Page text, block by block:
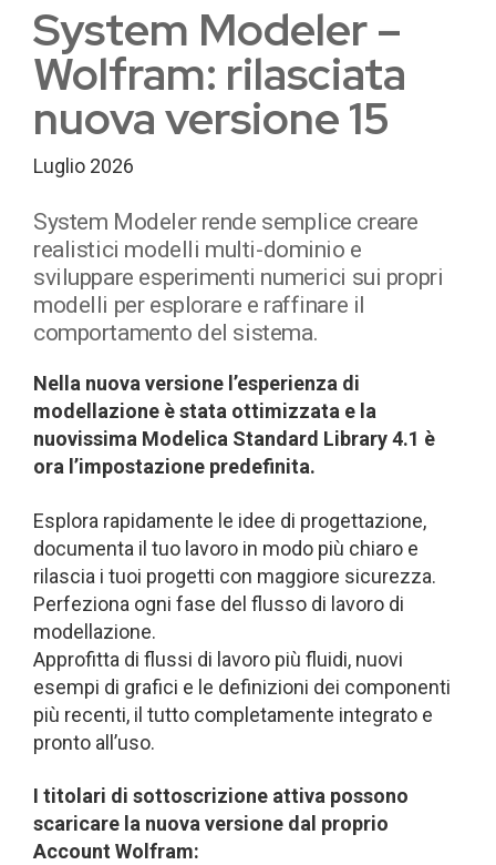
System Modeler –
Wolfram: rilasciata
nuova versione 15
Luglio 2026
System Modeler rende semplice creare
realistici modelli multi-dominio e
sviluppare esperimenti numerici sui propri
modelli per esplorare e raffinare il
comportamento del sistema.
Nella nuova versione l’esperienza di
modellazione è stata ottimizzata e la
nuovissima Modelica Standard Library 4.1 è
ora l’impostazione predefinita.
Esplora rapidamente le idee di progettazione,
documenta il tuo lavoro in modo più chiaro e
rilascia i tuoi progetti con maggiore sicurezza.
Perfeziona ogni fase del flusso di lavoro di
modellazione.
Approfitta di flussi di lavoro più fluidi, nuovi
esempi di grafici e le definizioni dei componenti
più recenti, il tutto completamente integrato e
pronto all’uso.
I titolari di sottoscrizione attiva possono
scaricare la nuova versione dal proprio
Account Wolfram: